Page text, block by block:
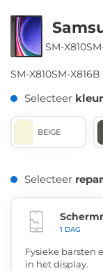
SM-X810
SM-X810SM-X816B
Selecteer kleur
BEIGE
Selecteer
1 DAG
Fysieke barsten
in het display.